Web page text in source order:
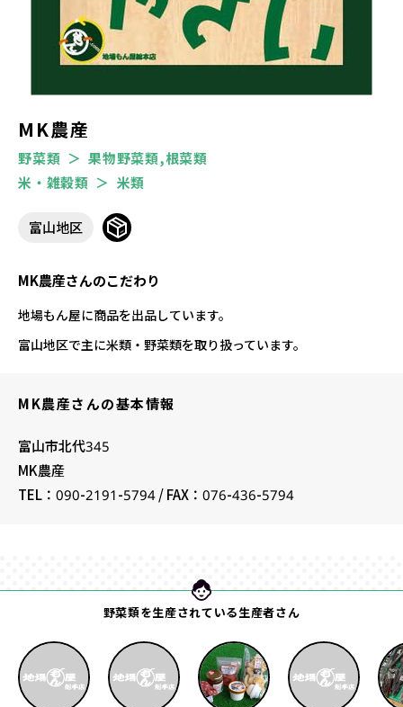
MK農産
野菜類
果物野菜類,根菜類
米・雑穀類
米類
富山地区
MK農産さんのこだわり
地場もん屋に商品を出品しています。
富山地区で主に米類・野菜類を取り扱っています。
MK農産さんの基本情報
富山市北代345
MK農産
TEL：090-2191-5794 / FAX：076-436-5794
野菜類を生産されている生産者さん